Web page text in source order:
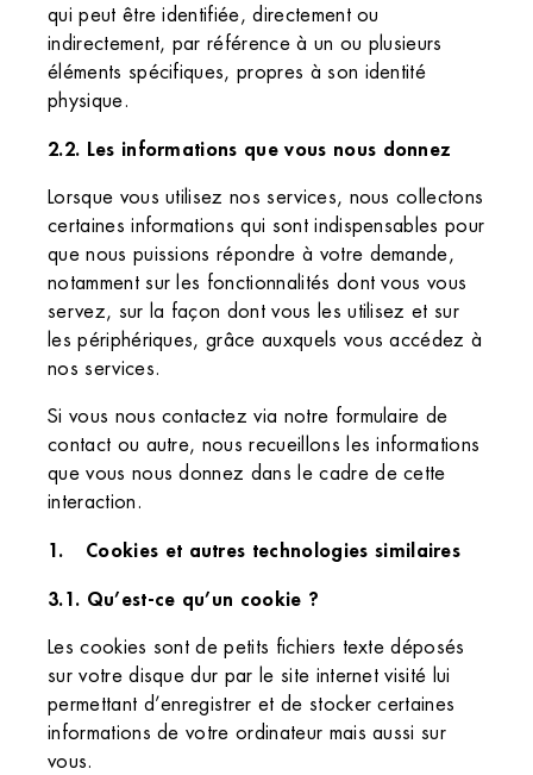
qui peut être identifiée, directement ou
indirectement, par référence à un ou plusieurs
éléments spécifiques, propres à son identité
physique.
2.2. Les informations que vous nous donnez
Lorsque vous utilisez nos services, nous collectons
certaines informations qui sont indispensables pour
que nous puissions répondre à votre demande,
notamment sur les fonctionnalités dont vous vous
servez, sur la façon dont vous les utilisez et sur
les périphériques, grâce auxquels vous accédez à
nos services.
Si vous nous contactez via notre formulaire de
contact ou autre, nous recueillons les informations
que vous nous donnez dans le cadre de cette
interaction.
Cookies et autres technologies similaires
3.1. Qu’est-ce qu’un cookie ?
Les cookies sont de petits fichiers texte déposés
sur votre disque dur par le site internet visité lui
permettant d’enregistrer et de stocker certaines
informations de votre ordinateur mais aussi sur
vous.